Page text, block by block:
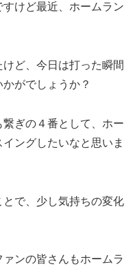
けど最近、ホームラン
ど、今日は打った瞬間
がでしょうか？
繋ぎの４番として、ホー
ングしたいなと思いま
で、少し気持ちの変化
ァンの皆さんもホームラ